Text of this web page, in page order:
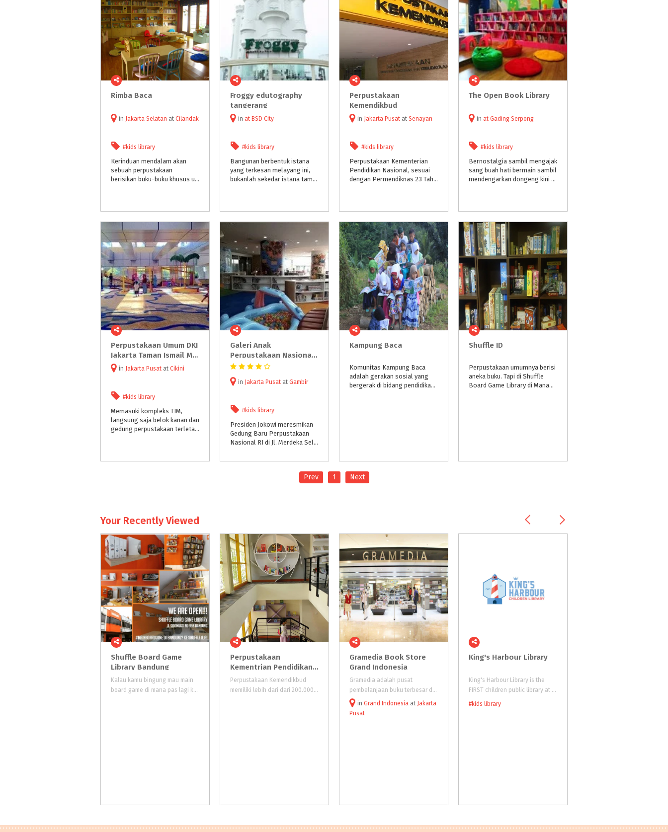
Rimba Baca
in Jakarta Selatan at Cilandak
#kids library
Kerinduan mendalam akan
sebuah perpustakaan
berisikan buku-buku khusus untuk anak-anak terobati sudah setelah akhirnya LiburanAnak.com menemukan Rimba Baca yang berlokasi di Komplek Perumahan RSPP Cilandak, Jakarta Selatan.
Froggy edutography
tangerang
in at BSD City
#kids library
Bangunan berbentuk istana
yang terkesan melayang ini,
bukanlah sekedar istana taman bermain anak. Lebih dari itu, Froggy Floating Castle ini justru merupakan tempat bagi anak-anak untuk mengeksplorasi bakat yang dimiliki dan mewujudkan cita-cita mereka.
Perpustakaan
Kemendikbud
in Jakarta Pusat at Senayan
#kids library
Perpustakaan Kementerian
Pendidikan Nasional, sesuai
dengan Permendiknas 23 Tahun 2005, menjadi bagian dari Pusat Informasi dan Humas yang memiliki tugas fungsi melakukan pengelolaan perpustakaan kementerian.
The Open Book Library
in at Gading Serpong
#kids library
Bernostalgia sambil mengajak
sang buah hati bermain sambil
mendengarkan dongeng kini bisa Anda temukan di The Open Book Library, Scientia Square Park (SQP) setiap bulannya
Perpustakaan Umum DKI
Jakarta Taman Ismail Marzuki
in Jakarta Pusat at Cikini
#kids library
Memasuki kompleks TIM,
langsung saja belok kanan dan
gedung perpustakaan terletak di sudut kompleks, bersebelahan dengan Planetarium Jakarta dan Galeri Cipta II.
Galeri Anak
Perpustakaan Nasional RI
in Jakarta Pusat at Gambir
#kids library
Presiden Jokowi meresmikan
Gedung Baru Perpustakaan
Nasional RI di Jl. Merdeka Selatan, Jakarta - letaknya persis di sebelah Galeri Nasional. Gedung perpusnas ini, dinyatakan sebagai gedung perpustakaan nasional tertinggi sedunia lho..!
Kampung Baca
Komunitas Kampung Baca
adalah gerakan sosial yang
bergerak di bidang pendidikan. Kampung Baca memulai aktivitasnya sejak 1 Januari 2016, dikelola oleh Nedi Suryadi Mahasiswa Filsafat IAIN SMH Banten dengan dibantu beberapa kawan. Disebut Komunitas Kampung
Shuffle ID
Perpustakaan umumnya berisi
aneka buku. Tapi di Shuffle
Board Game Library di Manami Space Jalan Cijagra 48 Bandung, rak-rak kayunya penuh diisi puluhan board game atau mainan berpapan.
Prev 1 Next
Your Recently Viewed
Shuffle Board Game
Library Bandung
Kalau kamu bingung mau main
board game di mana pas lagi ke kota Bandung, mampir saja ke Shuffle ID. Tempat yang merupakan pelopor perpustakaan board game pertama di Indonesia ini kini berada lebih dekat dengan jantung kota Bandung.
Perpustakaan
Kementrian Pendidikan dan Kebudayaan RI
Perpustakaan Kemendikbud
memiliki lebih dari dari 200.000 koleksi dalam berbagai bentuk (buku, buku digital, audiovisual, majalah, koran, jurnal, jurnal elektronik)
Gramedia Book Store
Grand Indonesia
Gramedia adalah pusat
pembelanjaan buku terbesar di Indonesia yang menjual berbagai macam genre buku, alat tulis dan pernak-pernik lainnya.
in Grand Indonesia at Jakarta
Pusat
King's Harbour Library
King's Harbour Library is the
FIRST children public library at Alam Sutera, suitable for kids age 0-12 with more than 1000 books and educational toys available. With a thematic 'harbour' decor, we provide a conducive reading environment, making it easier
#kids library